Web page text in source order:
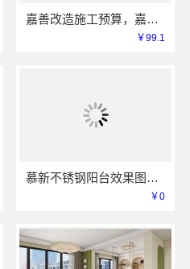
嘉善改造施工预算，嘉兴家美建材科技透明报价
￥99.1
慕新不锈钢阳台效果图，江苏全案装修服务
￥0